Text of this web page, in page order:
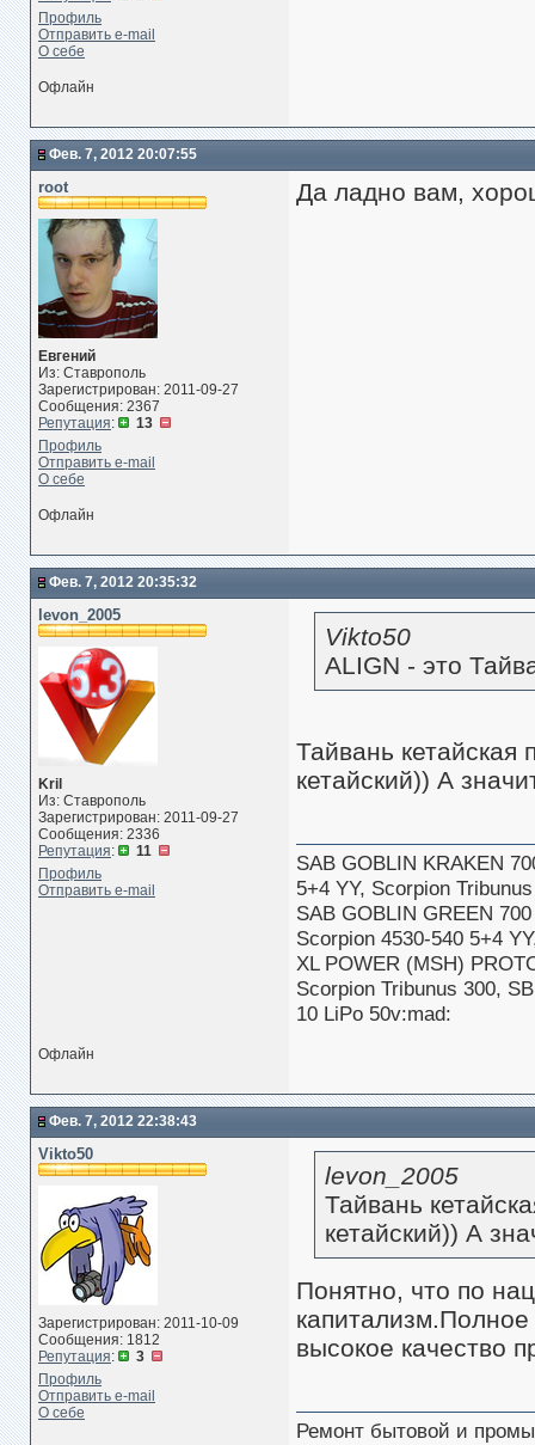
Профиль
Отправить e-mail
О себе
Офлайн
Фев. 7, 2012 20:07:55
root
Евгений
Из: Ставрополь
Зарегистрирован: 2011-09-27
Сообщения: 2367
Репутация:
13
Профиль
Отправить e-mail
О себе
Да ладно вам,
Офлайн
Фев. 7, 2012 20:35:32
levon_2005
Kril
Из: Ставрополь
Зарегистрирован: 2011-09-27
Сообщения: 2336
Репутация:
11
Профиль
Отправить e-mail
Vikto50
ALIGN - это
Тайвань кетайская
кетайский)) А
SAB GOBLIN KRAKEN
5+4 YY, Scorpion
SAB GOBLIN GREEN
Scorpion 4530-540 5+4
XL POWER (MSH)
Scorpion Tribunus 300,
10 LiPo 50v:mad:
Офлайн
Фев. 7, 2012 22:38:43
Vikto50
Зарегистрирован: 2011-10-09
Сообщения: 1812
Репутация:
3
Профиль
Отправить e-mail
О себе
levon_2005
Тайвань
кетайский)) А
Понятно, что по
высокое качество
Ремонт бытовой и